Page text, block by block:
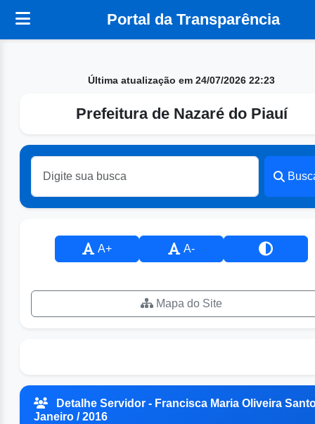
Portal da Transparência
Última atualização em 24/07/2026 22:23
Prefeitura de Nazaré do Piauí
A+ A-
Mapa do Site
Detalhe Servidor - Francisca Maria Oliveira
Janeiro / 2016